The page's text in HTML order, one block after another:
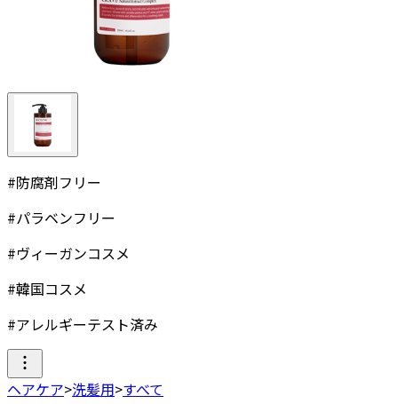
#防腐剤フリー
#パラベンフリー
#ヴィーガンコスメ
#韓国コスメ
#アレルギーテスト済み
ヘアケア>洗髪用>すべて